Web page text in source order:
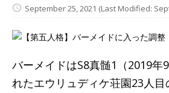
September 25, 2021 (Last Modified:
バーメイドはS8真髄1（2019年
れたエウリュディケ荘園23人